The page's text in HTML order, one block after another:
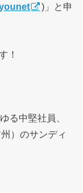
)」と申
！
る中堅社員、
）のサンディ